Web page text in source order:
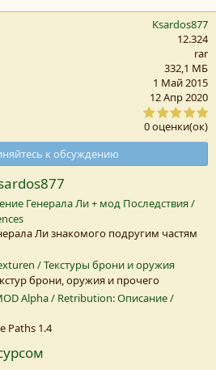
Ksardos877
12.324
rar
332,1 MБ
1 Май 2015
12 Апр 2020
0
,
0
0
з
в
0 оценки(ок)
к обсуждению
Генерала Ли + мод Последствия /
Ли знакомого подругим частям
/ Текстуры брони и оружия
брони, оружия и прочего
Alpha / Retribution: Описание /
Paths 1.4